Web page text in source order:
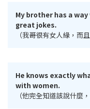
My brother has a
great jokes.
（我哥很有女人緣，而
He knows exactly
with women.
（他完全知道該說什麼